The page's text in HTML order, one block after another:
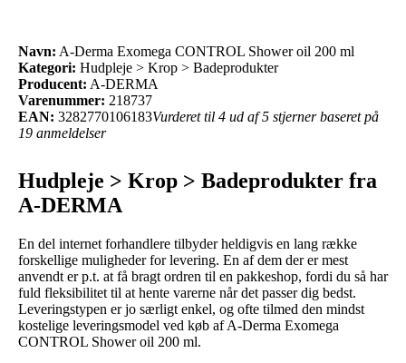
Navn: A-Derma Exomega CONTROL Shower oil 200 ml
Kategori: Hudpleje > Krop > Badeprodukter
Producent: A-DERMA
Varenummer: 218737
EAN: 3282770106183Vurderet til 4 ud af 5 stjerner baseret på
19 anmeldelser
Hudpleje > Krop > Badeprodukter fra
A-DERMA
En del internet forhandlere tilbyder heldigvis en lang række
forskellige muligheder for levering. En af dem der er mest
anvendt er p.t. at få bragt ordren til en pakkeshop, fordi du så har
fuld fleksibilitet til at hente varerne når det passer dig bedst.
Leveringstypen er jo særligt enkel, og ofte tilmed den mindst
kostelige leveringsmodel ved køb af A-Derma Exomega
CONTROL Shower oil 200 ml.